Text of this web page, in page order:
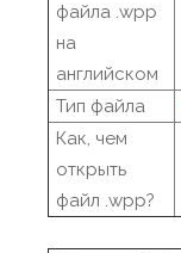
файла .wpp
на
английском
Тип файла
Как, чем
открыть
файл .wpp?